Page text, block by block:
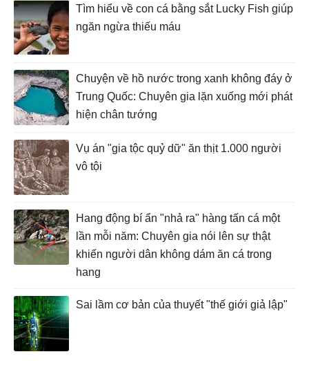
Tìm hiểu về con cá bằng sắt Lucky Fish giúp
ngăn ngừa thiếu máu
Chuyện về hồ nước trong xanh không đáy ở
Trung Quốc: Chuyên gia lặn xuống mới phát
hiện chân tướng
Vụ án "gia tộc quỷ dữ" ăn thịt 1.000 người
vô tội
Hang động bí ẩn "nhả ra" hàng tấn cá một
lần mỗi năm: Chuyên gia nói lên sự thật
khiến người dân không dám ăn cá trong
hang
Sai lầm cơ bản của thuyết "thế giới giả lập"